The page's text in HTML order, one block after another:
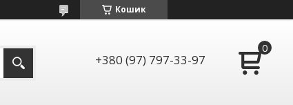
Кошик
+380 (97) 797-33-97